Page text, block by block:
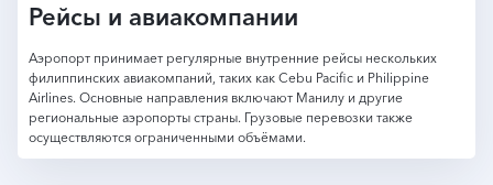
Рейсы и авиакомпании
Аэропорт принимает регулярные внутренние рейсы нескольких
филиппинских авиакомпаний, таких как Cebu Pacific и Philippine
Airlines. Основные направления включают Манилу и другие
региональные аэропорты страны. Грузовые перевозки также
осуществляются ограниченными объёмами.